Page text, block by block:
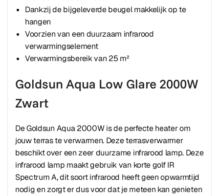
Dankzij de bijgeleverde beugel makkelijk op te
hangen
Voorzien van een duurzaam infrarood
verwarmingselement
Verwarmingsbereik van 25 m²
Goldsun Aqua Low Glare 2000W
Zwart
De Goldsun Aqua 2000W is de perfecte heater om
jouw terras te verwarmen. Deze terrasverwarmer
beschikt over een zeer duurzame infrarood lamp. Deze
infrarood lamp maakt gebruik van korte golf IR
Spectrum A, dit soort infrarood heeft geen opwarmtijd
nodig en zorgt er dus voor dat je meteen kan genieten